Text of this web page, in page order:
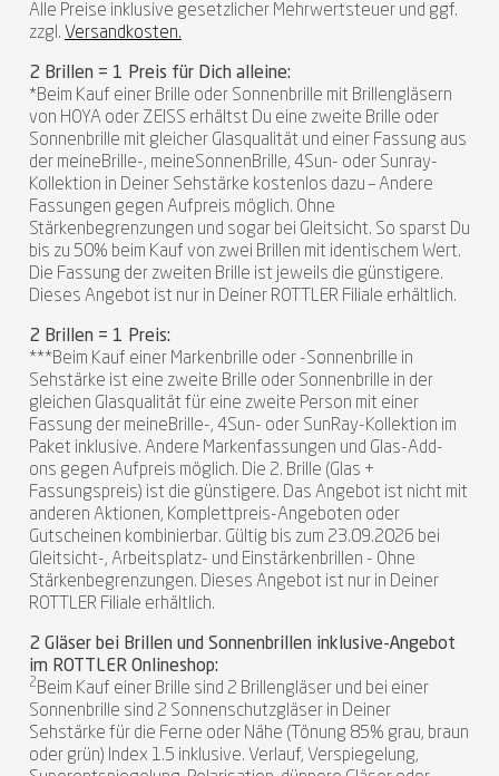
Alle Preise inklusive gesetzlicher Mehrwertsteuer und ggf.
zzgl. Versandkosten.
2 Brillen = 1 Preis für Dich alleine:
*Beim Kauf einer Brille oder Sonnenbrille mit Brillengläsern
von HOYA oder ZEISS erhältst Du eine zweite Brille oder
Sonnenbrille mit gleicher Glasqualität und einer Fassung aus
der meineBrille-, meineSonnenBrille, 4Sun- oder Sunray-
Kollektion in Deiner Sehstärke kostenlos dazu – Andere
Fassungen gegen Aufpreis möglich. Ohne
Stärkenbegrenzungen und sogar bei Gleitsicht. So sparst Du
bis zu 50% beim Kauf von zwei Brillen mit identischem Wert.
Die Fassung der zweiten Brille ist jeweils die günstigere.
Dieses Angebot ist nur in Deiner ROTTLER Filiale erhältlich.
2 Brillen = 1 Preis:
***Beim Kauf einer Markenbrille oder -Sonnenbrille in
Sehstärke ist eine zweite Brille oder Sonnenbrille in der
gleichen Glasqualität für eine zweite Person mit einer
Fassung der meineBrille-, 4Sun- oder SunRay-Kollektion im
Paket inklusive. Andere Markenfassungen und Glas-Add-
ons gegen Aufpreis möglich. Die 2. Brille (Glas +
Fassungspreis) ist die günstigere. Das Angebot ist nicht mit
anderen Aktionen, Komplettpreis-Angeboten oder
Gutscheinen kombinierbar. Gültig bis zum 23.09.2026 bei
Gleitsicht-, Arbeitsplatz- und Einstärkenbrillen - Ohne
Stärkenbegrenzungen. Dieses Angebot ist nur in Deiner
ROTTLER Filiale erhältlich.
2 Gläser bei Brillen und Sonnenbrillen inklusive-Angebot
im ROTTLER Onlineshop:
2 Beim Kauf einer Brille sind 2 Brillengläser und bei einer
Sonnenbrille sind 2 Sonnenschutzgläser in Deiner
Sehstärke für die Ferne oder Nähe (Tönung 85% grau, braun
oder grün) Index 1.5 inklusive. Verlauf, Verspiegelung,